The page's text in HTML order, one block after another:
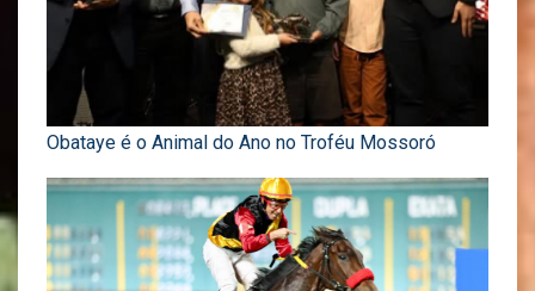
Obataye é o Animal do Ano no Troféu Mossoró